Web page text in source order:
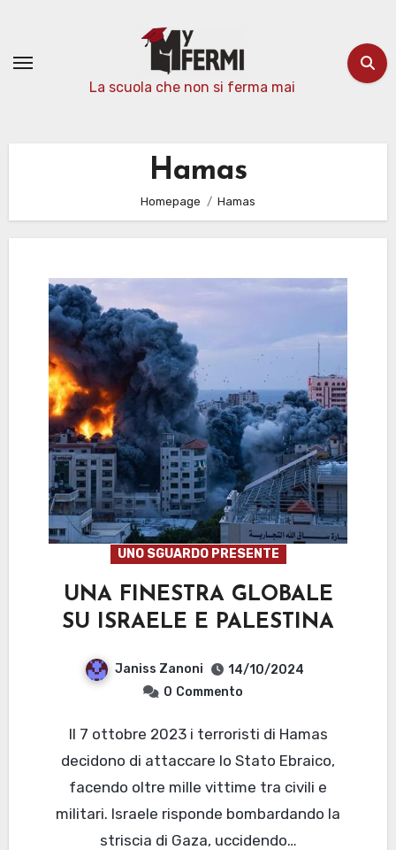
contenuto
La scuola che non si ferma mai
Hamas
Homepage Hamas
UNO SGUARDO PRESENTE
UNA FINESTRA GLOBALE
SU ISRAELE E PALESTINA
Janiss Zanoni
14/10/2024
0 Commento
Il 7 ottobre 2023 i terroristi di Hamas
decidono di attaccare lo Stato Ebraico,
facendo oltre mille vittime tra civili e
militari. Israele risponde bombardando la
striscia di Gaza, uccidendo…